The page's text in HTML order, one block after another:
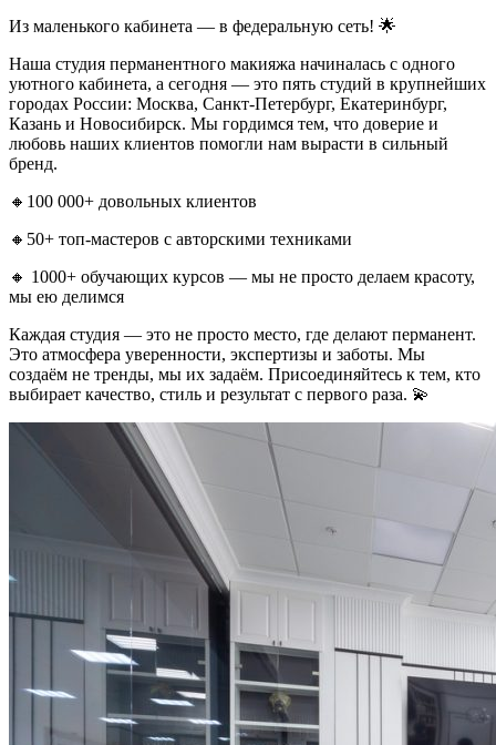
Из маленького кабинета — в федеральную сеть! 🌟
Наша студия перманентного макияжа начиналась с одного
уютного кабинета, а сегодня — это пять студий в крупнейших
городах России: Москва, Санкт-Петербург, Екатеринбург,
Казань и Новосибирск. Мы гордимся тем, что доверие и
любовь наших клиентов помогли нам вырасти в сильный
бренд.
🔸100 000+ довольных клиентов
🔸50+ топ-мастеров с авторскими техниками
🔸 1000+ обучающих курсов — мы не просто делаем красоту,
мы ею делимся
Каждая студия — это не просто место, где делают перманент.
Это атмосфера уверенности, экспертизы и заботы. Мы
создаём не тренды, мы их задаём. Присоединяйтесь к тем, кто
выбирает качество, стиль и результат с первого раза. 💫